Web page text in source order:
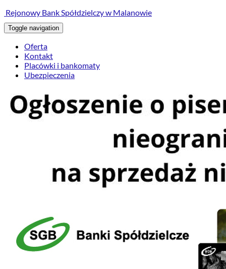
Rejonowy Bank Spółdzielczy w Malanowie
Toggle navigation
Oferta
Kontakt
Placówki i bankomaty
Ubezpieczenia